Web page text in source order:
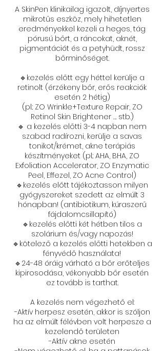
A SkinPen klinikailag igazolt, díjnyertes
mikrotűs eszköz, mely hihetetlen
eredményekkel kezeli a heges, tág
pórusú bőrt, a ráncokat, aknét,
pigmentációt és a petyhüdt, rossz
bőrminőséget.
🔹kezelés előtt egy héttel kerülje a
retinolt (érzékeny bőr, erős reakciók
esetén 2 hétig)
(pl.: ZO Wrinkle+Texture Repair, ZO
Retinol Skin Brightener …. stb.)
🔹 a kezelés előtti 3-4 napban nem
szabad radírozni, kerülje a savas
tonikot/krémet, akne terápiás
készítményeket (pl.: AHA, BHA, ZO
Exfoliation Accelerator, ZO Enzymatic
Peel, Effezel, ZO Acne Control)
🔹kezelés előtt tájékoztasson milyen
gyógyszereket szedett az elmúlt 3
hónapban! (antibiotikum, kúraszerű
fájdalomcsillapító)
🔹kezelés előtti két hétben tilos a
szolárium és/vagy napozás!
🔹kötelező a kezelés előtti hetekben a
fényvédő használata!
🔹24-48 óráig várható a bőr erőteljes
kipirosodása, vékonyabb bőr esetén
ez tovább is tarthat.
A kezelés nem végezhető el:
-Aktív herpesz esetén, akkor is szóljon
ha az elmúlt félévben volt herpesze a
kezelendő területen
-Aktív akne esetén